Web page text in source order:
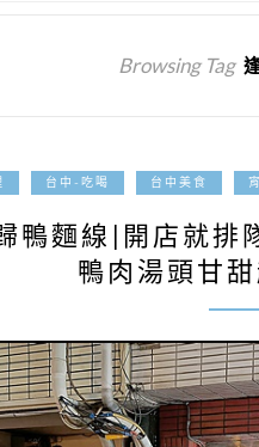
Browsing Tag
台中-吃喝 台中美食
鴨麵線|開店就排
鴨肉湯頭甘